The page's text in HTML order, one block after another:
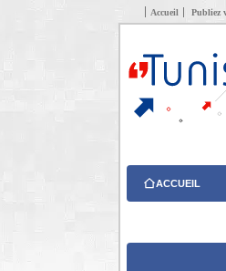
Accueil Publiez
ACCUEIL